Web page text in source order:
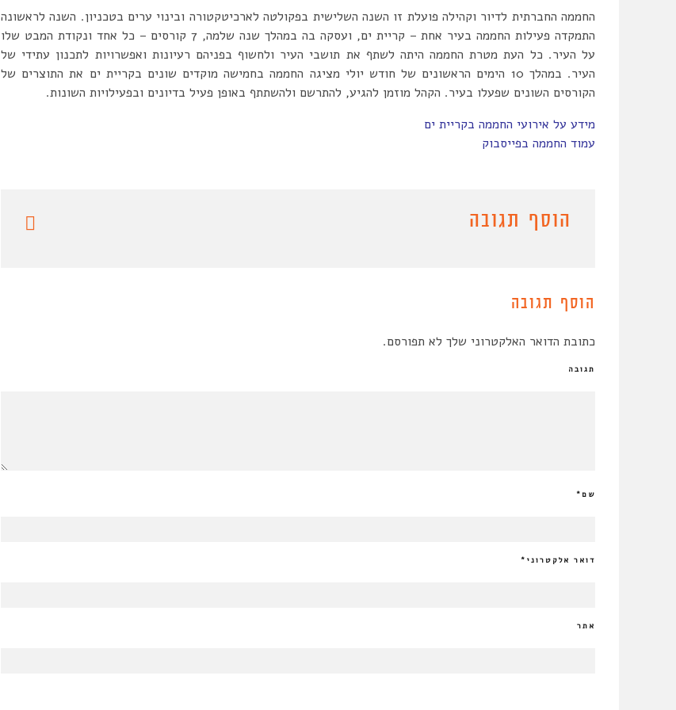
החממה החברתית לדיור וקהילה פועלת זו השנה השלישית בפקולטה לארכיטקטורה ובינוי ערים בטכניון. השנה לראשונה
התמקדה פעילות החממה בעיר אחת – קריית ים, ועסקה בה במהלך שנה שלמה, 7 קורסים – כל אחד ונקודת המבט שלו
על העיר. כל העת מטרת החממה היתה לשתף את תושבי העיר ולחשוף בפניהם רעיונות ואפשרויות לתכנון עתידי של
העיר. במהלך 10 הימים הראשונים של חודש יולי מציגה החממה בחמישה מוקדים שונים בקריית ים את התוצרים של
הקורסים השונים שפעלו בעיר. הקהל מוזמן להגיע, להתרשם ולהשתתף באופן פעיל בדיונים ובפעילויות השונות.
מידע על אירועי החממה בקריית ים
עמוד החממה בפייסבוק
הוסף תגובה
הוסף תגובה
כתובת הדואר האלקטרוני שלך לא תפורסם.
תגובה
שם*
דואר אלקטרוני *
אתר